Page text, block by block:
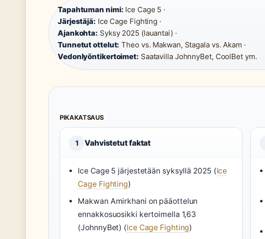
Tapahtuman nimi: Ice Cage 5 ·
Järjestäjä: Ice Cage Fighting ·
Ajankohta: Syksy 2025 (lauantai) ·
Tunnetut ottelut: Theo vs. Makwan, Stagala vs. Akam ·
Vedonlyöntikertoimet: Saatavilla JohnnyBet, CoolBet ym.
PIKAKATSAUS
1 Vahvistetut faktat
Ice Cage 5 järjestetään syksyllä 2025 (Ice
Cage Fighting)
Makwan Amirkhani on pääottelun
ennakkosuosikki kertoimella 1,63
(JohnnyBet) (Ice Cage Fighting)